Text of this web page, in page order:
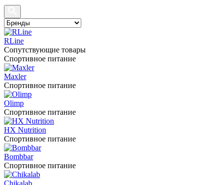
RLine
Сопутствующие товары
Спортивное питание
Maxler
Спортивное питание
Olimp
Спортивное питание
HX Nutrition
Спортивное питание
Bombbar
Спортивное питание
Chikalab